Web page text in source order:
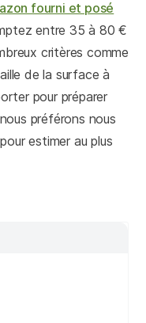
fourni et posé
entre 35 à 80 €
critères comme
de la surface à
pour préparer
préférons nous
estimer au plus